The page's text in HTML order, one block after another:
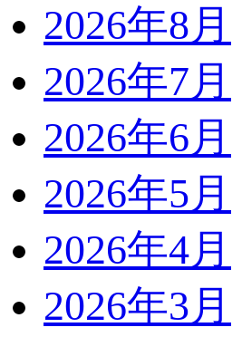
2026年8月
2026年7月
2026年6月
2026年5月
2026年4月
2026年3月